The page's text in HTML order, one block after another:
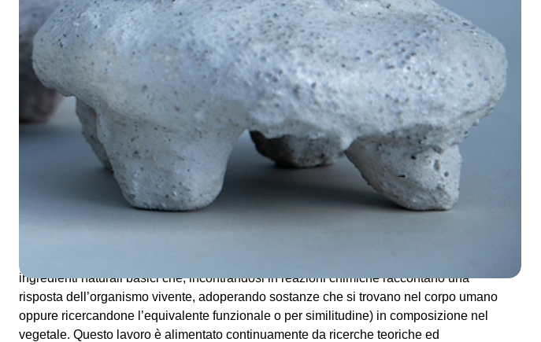
argille a contatto con l'acqua. Per quanto l'argilla sia un materiale inorganico, a
contatto con l'acqua, si attiva, proponendo dei comportamenti molto simili a quelli
che si instaurano all'interno di un ambiente sociale.
Dopo diversi mesi di studio, l'artista si è confrontata con il materiale argilloso
(campioni di rocce sedimentarie clastiche, fornitagli da aziende e cave che hanno
sostenuto il progetto) effettuando diverse prove e creando un nuovo materiale
argilloso crudo, selezionandone tre diverse finiture finali.
(1988) Artista di Roma, vive a Milano. Ha collaborato con diverse gallerie
e organizzazioni in Italia e all'estero. L’indagine di Sacha si concentra sull'essere
umano, la sua storia genetica, culturale, sociale e familiare; sulla figura del corpo, sulla
ingredienti naturali basici che, incontrandosi in reazioni chimiche raccontano una
risposta dell’organismo vivente, adoperando sostanze che si trovano nel corpo umano
oppure ricercandone l’equivalente funzionale o per similitudine) in composizione nel
vegetale. Questo lavoro è alimentato continuamente da ricerche teoriche ed